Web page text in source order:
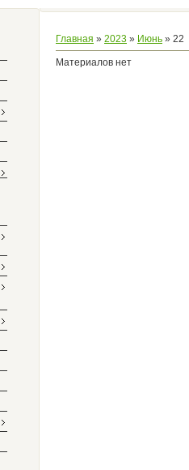
Главная » 2023 » Июнь » 22
Материалов нет